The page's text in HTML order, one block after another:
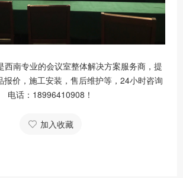
西南专业的会议室整体解决方案服务商，提
报价，施工安装，售后维护等，24小时咨询
电话：18996410908！
加入收藏